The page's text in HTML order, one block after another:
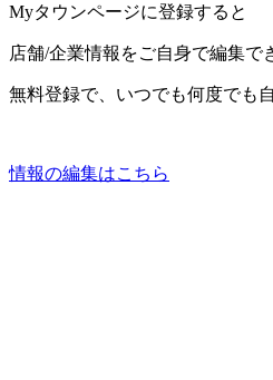
Myタウンページに登録すると
店舗/企業情報をご自身で編集で
無料登録で、いつでも何度でも
情報の編集はこちら